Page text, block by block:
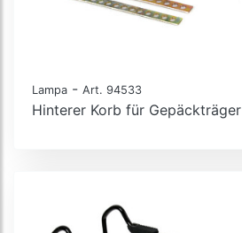
Lampa - Art. 94533
Hinterer Korb für Gepäckträger